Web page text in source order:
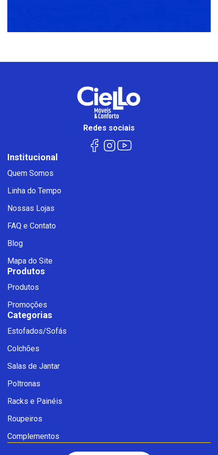
Redes sociais
Institucional
Quem Somos
Linha do Tempo
Nossas Lojas
FAQ e Contato
Blog
Mapa do Site
Produtos
Produtos
Promoções
Categorias
Estofados/Sofás
Colchões
Salas de Jantar
Poltronas
Racks e Painéis
Roupeiros
Complementos